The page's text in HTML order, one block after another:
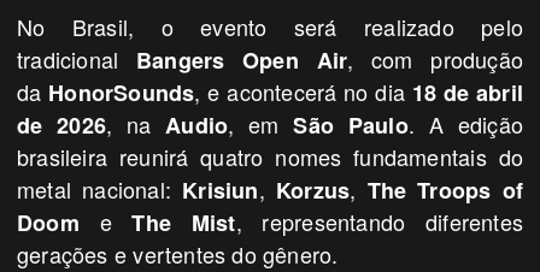
No Brasil, o evento será realizado pelo
tradicional Bangers Open Air, com produção
da HonorSounds, e acontecerá no dia 18 de abril
de 2026, naAudio, emSão Paulo. A edição
brasileira reunirá quatro nomes fundamentais do
metal nacional: Krisiun, Korzus, The Troops of
Doom eThe Mist, representando diferentes
gerações e vertentes do gênero.